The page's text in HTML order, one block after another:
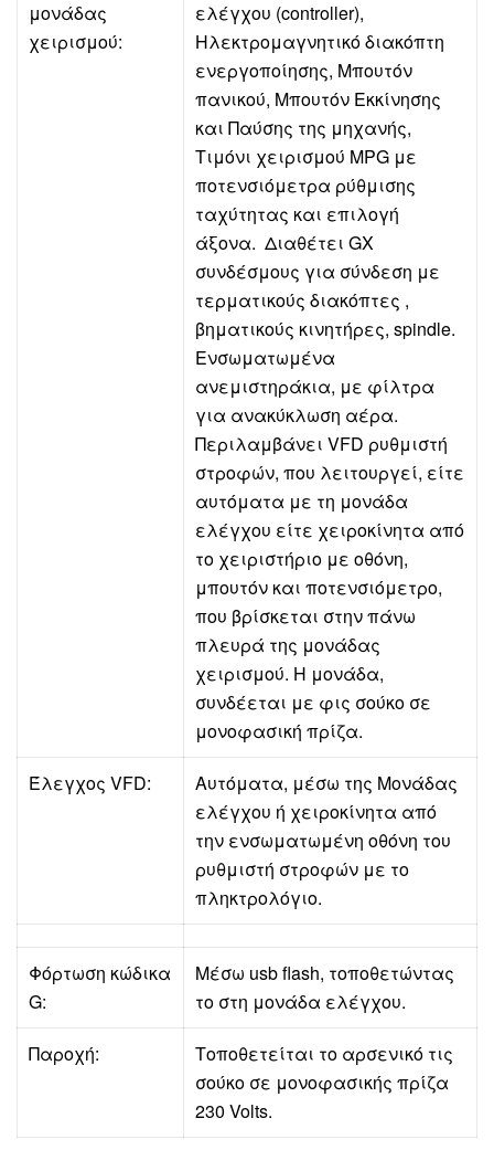
μονάδας
χειρισμού:
ελέγχου (controller),
Ηλεκτρομαγνητικό διακόπτη
ενεργοποίησης, Μπουτόν
πανικού, Μπουτόν Εκκίνησης
και Παύσης της μηχανής,
Τιμόνι χειρισμού MPG με
ποτενσιόμετρα ρύθμισης
ταχύτητας και επιλογή
άξονα. Διαθέτει GX
συνδέσμους για σύνδεση με
τερματικούς διακόπτες ,
βηματικούς κινητήρες, spindle.
Ενσωματωμένα
ανεμιστηράκια, με φίλτρα
για ανακύκλωση αέρα.
Περιλαμβάνει VFD ρυθμιστή
στροφών, που λειτουργεί, είτε
αυτόματα με τη μονάδα
ελέγχου είτε χειροκίνητα από
το χειριστήριο με οθόνη,
μπουτόν και ποτενσιόμετρο,
που βρίσκεται στην πάνω
πλευρά της μονάδας
χειρισμού. Η μονάδα,
συνδέεται με φις σούκο σε
μονοφασική πρίζα.
Έλεγχος VFD:
Αυτόματα, μέσω της Μονάδας
ελέγχου ή χειροκίνητα από
την ενσωματωμένη οθόνη του
ρυθμιστή στροφών με το
πληκτρολόγιο.
Φόρτωση κώδικα
G:
Μέσω usb flash, τοποθετώντας
το στη μονάδα ελέγχου.
Παροχή:
Τοποθετείται το αρσενικό τις
σούκο σε μονοφασικής πρίζα
230 Volts.